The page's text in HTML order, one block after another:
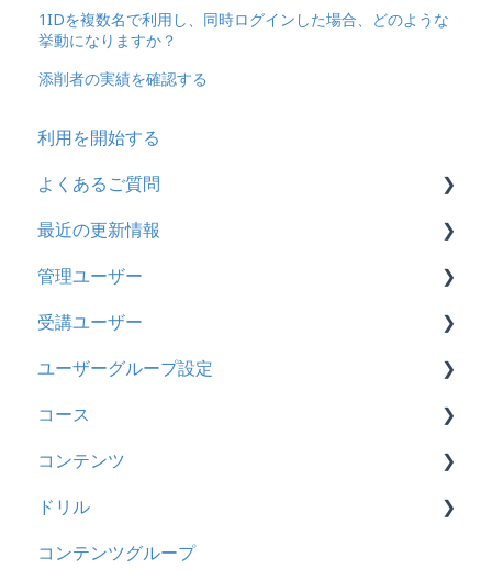
1IDを複数名で利用し、同時ログインした場合、どのような
挙動になりますか？
添削者の実績を確認する
利用を開始する
よくあるご質問
契約
トライアル
カスタマイズ
インターネット・セキュリティ
料金
管理ユーザー・受講ユーザー
履歴
コンテンツ
最近の更新情報
2026年8月アップデート
2026年2月アップデート
2025年10月アップデート
2025年9月アップデート
2025年3月アップデート
2024年12月アップデート
2024年8月アップデート
管理ユーザー
管理ユーザーの統合について
管理ユーザーについて
ロールと権限
受講ユーザー
基本操作
【新レイアウト】受講ユーザー登録について
【旧レイアウト】ユーザー編集について
ユーザーグループ設定
【新レイアウト】ユーザーグループ設定
【旧レイアウト】ユーザーグループ設定
コース
基本操作
新レイアウト
旧レイアウト
コンテンツ
ビデオ
ドキュメント
ドリル
概要
コンテンツグループ